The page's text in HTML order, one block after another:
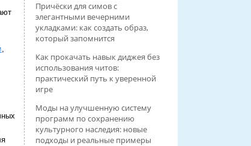
Причёски для симов с
элегантными вечерними
укладками: как создать образ,
который запомнится
Как прокачать навык диджея без
использования читов:
практический путь к уверенной
игре
Моды на улучшенную систему
программ по сохранению
культурного наследия: новые
подходы и реальные примеры